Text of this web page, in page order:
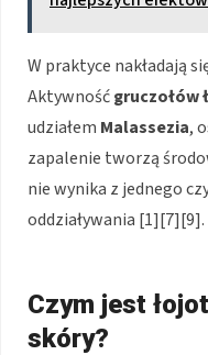
W praktyce nakładają
Aktywnośćgruczołów
udziałem Malassezia,
zapalenie tworzą
nie wynika z jednego
oddziaływania [1][7][9].
Czym jest
skóry?